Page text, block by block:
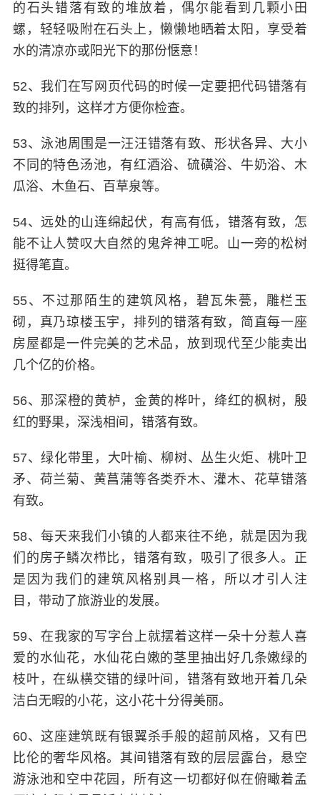
的石头错落有致的堆放着，偶尔能看到几颗小田
螺，轻轻吸附在石头上，懒懒地晒着太阳，享受着
水的清凉亦或阳光下的那份惬意！
52、我们在写网页代码的时候一定要把代码错落有
致的排列，这样才方便你检查。
53、泳池周围是一汪汪错落有致、形状各异、大小
不同的特色汤池，有红酒浴、硫磺浴、牛奶浴、木
瓜浴、木鱼石、百草泉等。
54、远处的山连绵起伏，有高有低，错落有致，怎
能不让人赞叹大自然的鬼斧神工呢。山一旁的松树
挺得笔直。
55、不过那陌生的建筑风格，碧瓦朱甍，雕栏玉
砌，真乃琼楼玉宇，排列的错落有致，简直每一座
房屋都是一件完美的艺术品，放到现代至少能卖出
几个亿的价格。
56、那深橙的黄栌，金黄的桦叶，绛红的枫树，殷
红的野果，深浅相间，错落有致。
57、绿化带里，大叶榆、柳树、丛生火炬、桃叶卫
矛、荷兰菊、黄菖蒲等各类乔木、灌木、花草错落
有致。
58、每天来我们小镇的人都来往不绝，就是因为我
们的房子鳞次栉比，错落有致，吸引了很多人。正
是因为我们的建筑风格别具一格，所以才引人注
目，带动了旅游业的发展。
59、在我家的写字台上就摆着这样一朵十分惹人喜
爱的水仙花，水仙花白嫩的茎里抽出好几条嫩绿的
枝叶，在纵横交错的绿叶间，错落有致地开着几朵
洁白无暇的小花，这小花十分得美丽。
60、这座建筑既有银翼杀手般的超前风格，又有巴
比伦的奢华风格。其间错落有致的层层露台，悬空
游泳池和空中花园，所有这一切都好似在俯瞰着孟